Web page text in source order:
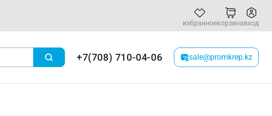
избранноекорзинавход
+7(708) 710-04-06 sale@promkrep.kz